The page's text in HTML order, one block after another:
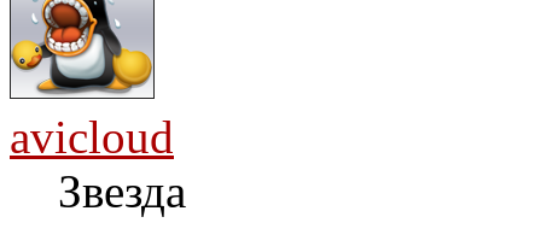
avicloud
Звезда